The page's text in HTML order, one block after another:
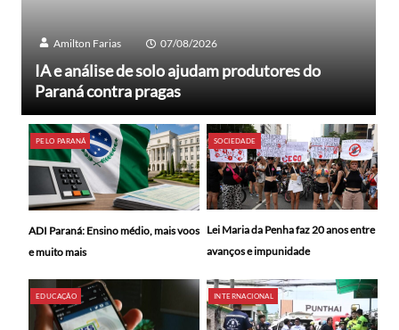
Amilton Farias 07/08/2026
IA e análise de solo ajudam produtores do
Paraná contra pragas
PELO PARANÁ
ADI Paraná: Ensino médio, mais voos
e muito mais
SOCIEDADE
Lei Maria da Penha faz 20 anos entre
avanços e impunidade
EDUCAÇÃO INTERNACIONAL